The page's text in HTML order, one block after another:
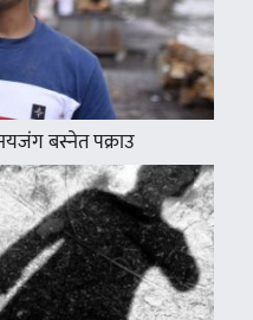
बस्नेत पक्राउ